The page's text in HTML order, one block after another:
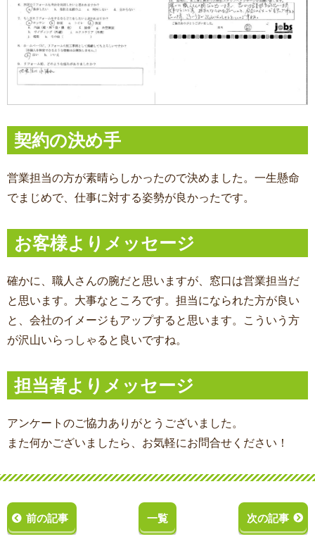
契約の決め手
営業担当の方が素晴らしかったので決めました。一生懸命
でまじめで、仕事に対する姿勢が良かったです。
お客様よりメッセージ
確かに、職人さんの腕だと思いますが、窓口は営業担当だ
と思います。大事なところです。担当になられた方が良い
と、会社のイメージもアップすると思います。こういう方
が沢山いらっしゃると良いですね。
担当者よりメッセージ
アンケートのご協力ありがとうございました。
また何かございましたら、お気軽にお問合せください！
前の記事 一覧 次の記事